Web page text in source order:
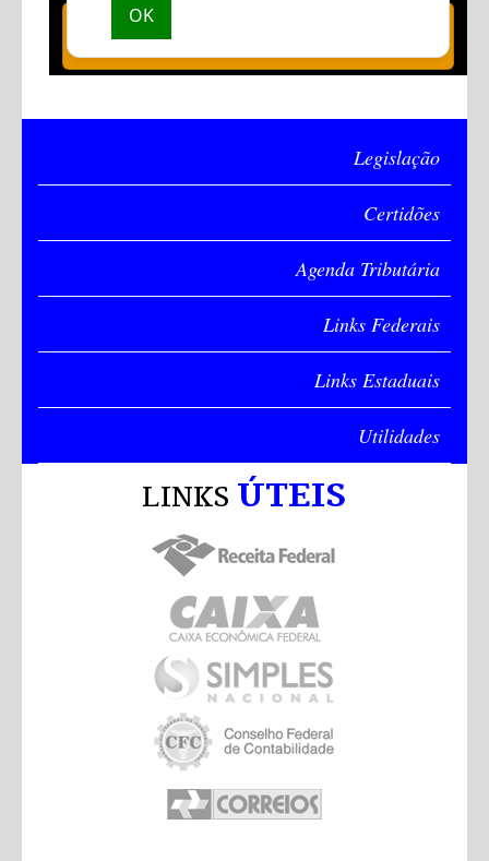
Legislação
Certidões
Agenda Tributária
Links Federais
Links Estaduais
Utilidades
LINKS ÚTEIS